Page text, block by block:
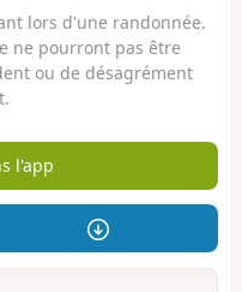
lors d'une randonnée.
ne pourront pas être
ou de désagrément
l'app